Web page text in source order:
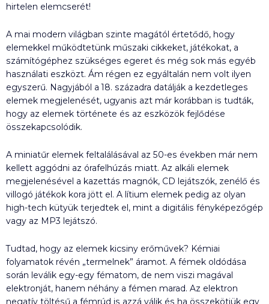
hirtelen elemcserét!
A mai modern világban szinte magától értetődő, hogy
elemekkel működtetünk műszaki cikkeket, játékokat, a
számítógéphez szükséges egeret és még sok más egyéb
használati eszközt. Ám régen ez egyáltalán nem volt ilyen
egyszerű. Nagyjából a 18. századra datálják a kezdetleges
elemek megjelenését, ugyanis azt már korábban is tudták,
hogy az elemek története és az eszközök fejlődése
összekapcsolódik.
A miniatűr elemek feltalálásával az 50-es években már nem
kellett aggódni az órafelhúzás miatt. Az alkáli elemek
megjelenésével a kazettás magnók, CD lejátszók, zenélő és
villogó játékok kora jött el. A lítium elemek pedig az olyan
high-tech kütyük terjedtek el, mint a digitális fényképezőgép
vagy az MP3 lejátszó.
Tudtad, hogy az elemek kicsiny erőművek? Kémiai
folyamatok révén „termelnek” áramot. A fémek oldódása
során leválik egy-egy fématom, de nem viszi magával
elektronját, hanem néhány a fémen marad. Az elektron
negatív töltésű a fémrúd is azzá válik és ha összekötjük egy